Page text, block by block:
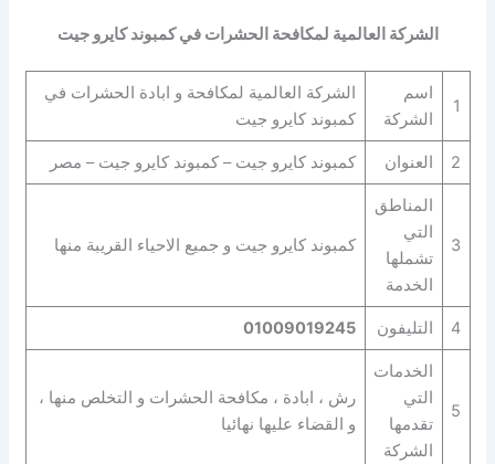
الشركة العالمية لمكافحة الحشرات في كمبوند كايرو جيت
1
اسم
الشركة
الشركة العالمية لمكافحة و ابادة الحشرات في
كمبوند كايرو جيت
2 العنوان كمبوند كايرو جيت – كمبوند كايرو جيت – مصر
3
المناطق
التي
تشملها
الخدمة
كمبوند كايرو جيت و جميع الاحياء القريبة منها
4 التليفون 01009019245
5
الخدمات
التي
تقدمها
الشركة
رش ، ابادة ، مكافحة الحشرات و التخلص منها ،
و القضاء عليها نهائيا